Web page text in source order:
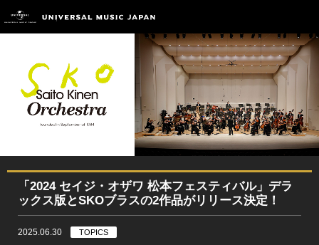
「2024 セイジ・オザワ 松本フェスティバル」デラ
ックス版とSKOブラスの2作品がリリース決定！
2025.06.30 TOPICS